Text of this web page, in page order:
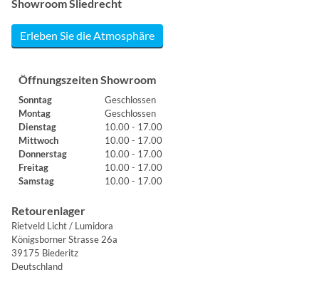
Showroom Sliedrecht
Erleben Sie die Atmosphäre
Öffnungszeiten Showroom
Sonntag
Geschlossen
Montag
Geschlossen
Dienstag
10.00 - 17.00
Mittwoch
10.00 - 17.00
Donnerstag
10.00 - 17.00
Freitag
10.00 - 17.00
Samstag
10.00 - 17.00
Retourenlager
Rietveld Licht / Lumidora
Königsborner Strasse 26a
39175 Biederitz
Deutschland